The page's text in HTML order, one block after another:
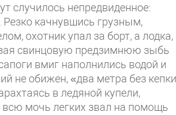
случилось непредвиденное:
Резко качнувшись грузным,
охотник упал за борт, а лодка,
свинцовую предзимнюю зыбь
вмиг наполнились водой и
не обижен, «два метра без
в ледяной купели,
мочь легких звал на помощь